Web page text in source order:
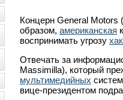
Концерн General Motors
образом, американская
воспринимать угрозу
Отвечать за
Massimilla), который
мультимедийных
вице-президентом